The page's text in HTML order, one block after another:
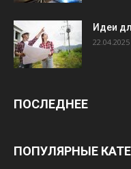
Идеи
22.04.2025
ПОСЛЕДНЕЕ
ПОПУЛЯРНЫЕ